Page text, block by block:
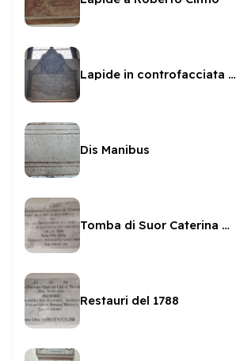
Lapide in controfacciata in San Sabino
Dis Manibus
Tomba di Suor Caterina Marchetti
Restauri del 1788